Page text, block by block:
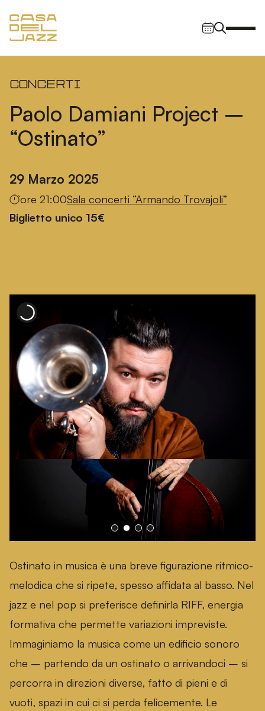
Navigazione principale
Concerti
Ostinato in musica è una breve figurazione ritmico-
melodica che si ripete, spesso affidata al basso. Nel
jazz e nel pop si preferisce definirla RIFF, energia
formativa che permette variazioni impreviste.
Immaginiamo la musica come un edificio sonoro
che – partendo da un ostinato o arrivandoci – si
percorra in direzioni diverse, fatto di pieni e di
vuoti, spazi in cui ci si perda felicemente. Le
Paolo Damiani Project –
“Ostinato”
29 Marzo 2025
ore 21:00Sala concerti “Armando Trovajoli”
Biglietto unico 15€